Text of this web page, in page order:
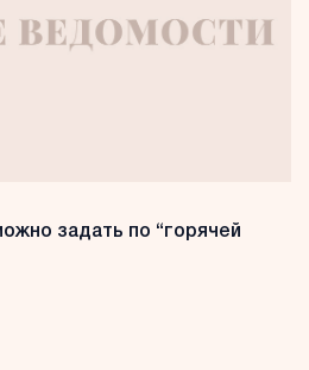
задать по “горячей